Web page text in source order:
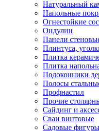
Натуральный
Напольные
Огнестойкие
Ондулин
Панели
Плинтуса,
Плитка
Плитка
Подоконники
Полосы
Профнастил
Прочие
Сайдинг и
Сваи винтовые
Садовые фигуры